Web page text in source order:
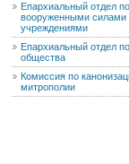
Епархиальный отдел
вооруженными силами
учреждениями
Епархиальный отдел
общества
Комиссия по
митрополии